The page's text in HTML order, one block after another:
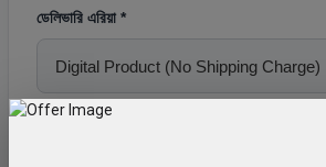
ডেলিভারি এরিয়া *
অর্ডার নোট (ঐচ্ছিক)